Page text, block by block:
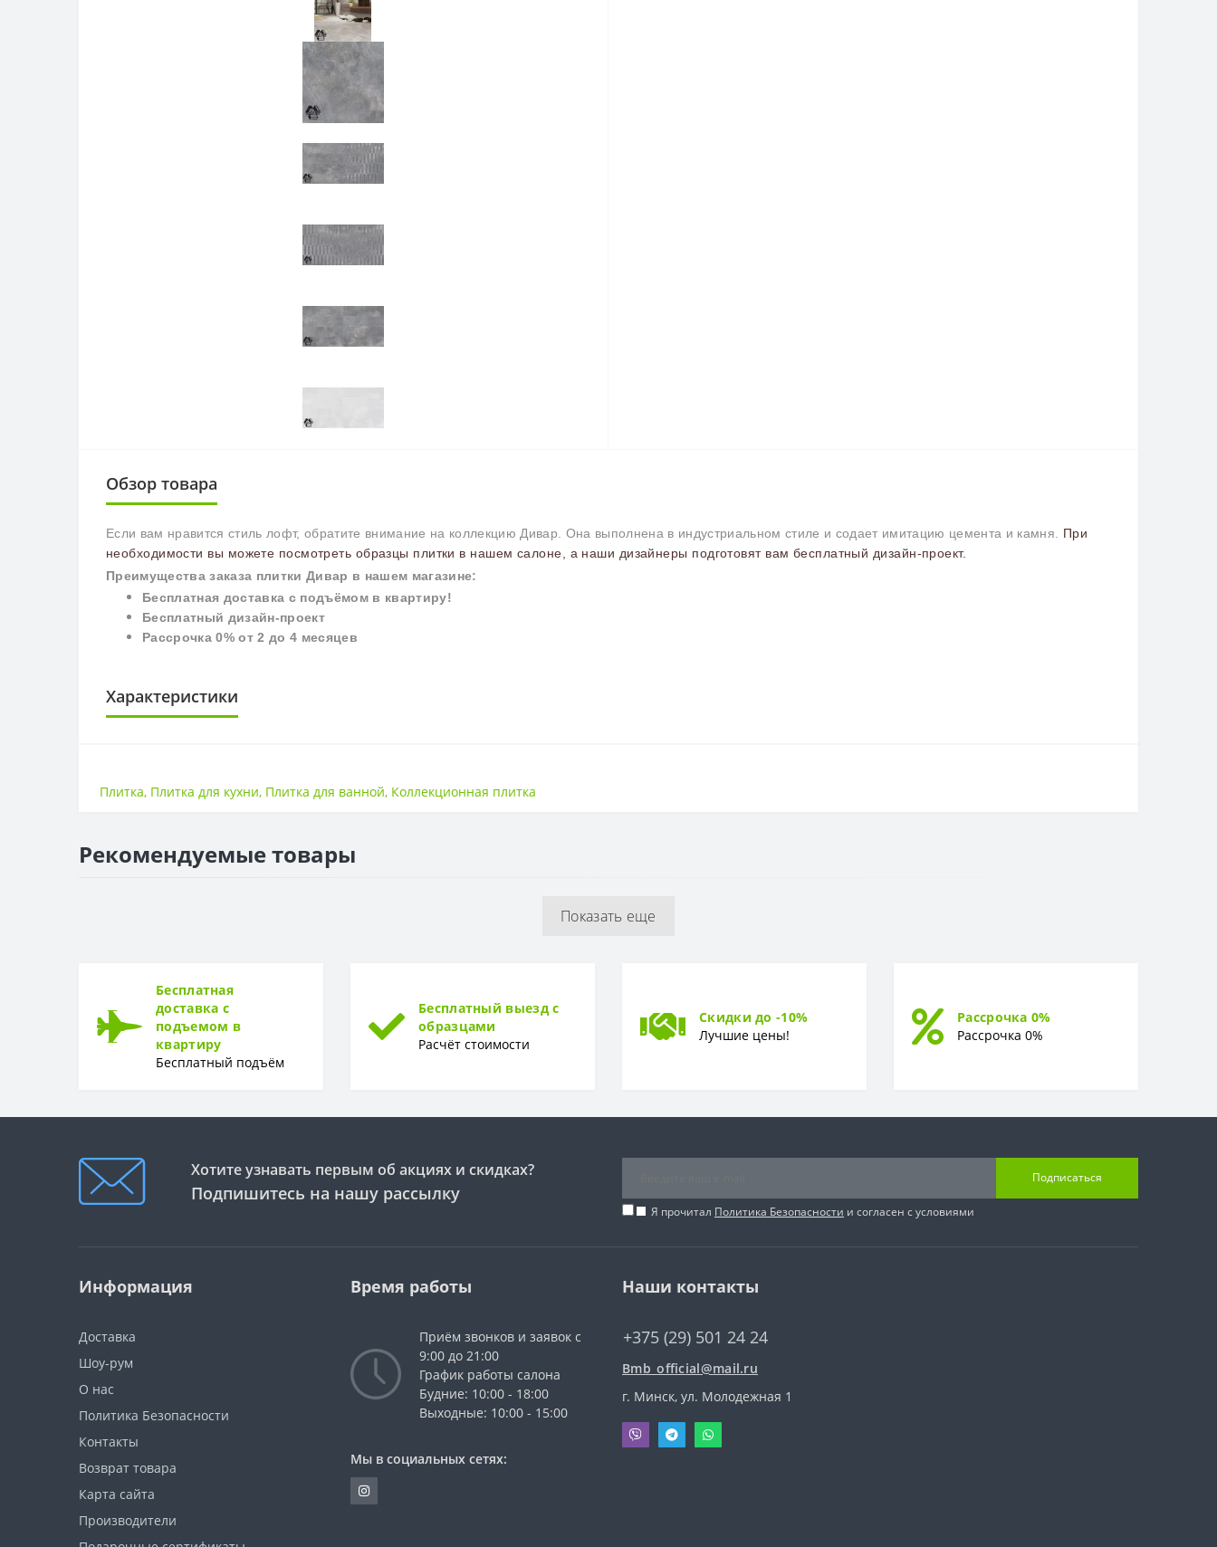
Обзор товара
Если вам нравится стиль лофт, обратите внимание на коллекцию Дивар. Она выполнена в индустриальном стиле и содает имитацию цемента и камня. При
необходимости вы можете посмотреть образцы плитки в нашем салоне, а наши дизайнеры подготовят вам бесплатный дизайн-проект.
Преимущества заказа плиткиДивар в нашем магазине:
Бесплатная доставка с подъёмом в квартиру!
Бесплатный дизайн-проект
Рассрочка 0% от 2 до 4 месяцев
Характеристики
Размер
Плитка, Плитка для кухни, Плитка для ванной, Коллекционная плитка
Рекомендуемые товары
Показать еще
Бесплатная
доставка с
подъемом в
квартиру
Бесплатный подъём
Бесплатный выезд с
образцами
Расчёт стоимости
Скидки до -10%
Лучшие цены!
Рассрочка 0%
Рассрочка 0%
Хотите узнавать первым об акциях и скидках?
Подпишитесь на нашу рассылку
Подписаться
Я прочитал Политика Безопасности и согласен с условиями
Информация
Доставка
Шоу-рум
О нас
Политика Безопасности
Контакты
Возврат товара
Карта сайта
Производители
Время работы
Приём звонков и заявок с
9:00 до 21:00
График работы салона
Будние: 10:00 - 18:00
Выходные: 10:00 - 15:00
Мы в социальных сетях:
Наши контакты
+375 (29) 501 24 24
Bmb_official@mail.ru
г. Минск, ул. Молодежная 1